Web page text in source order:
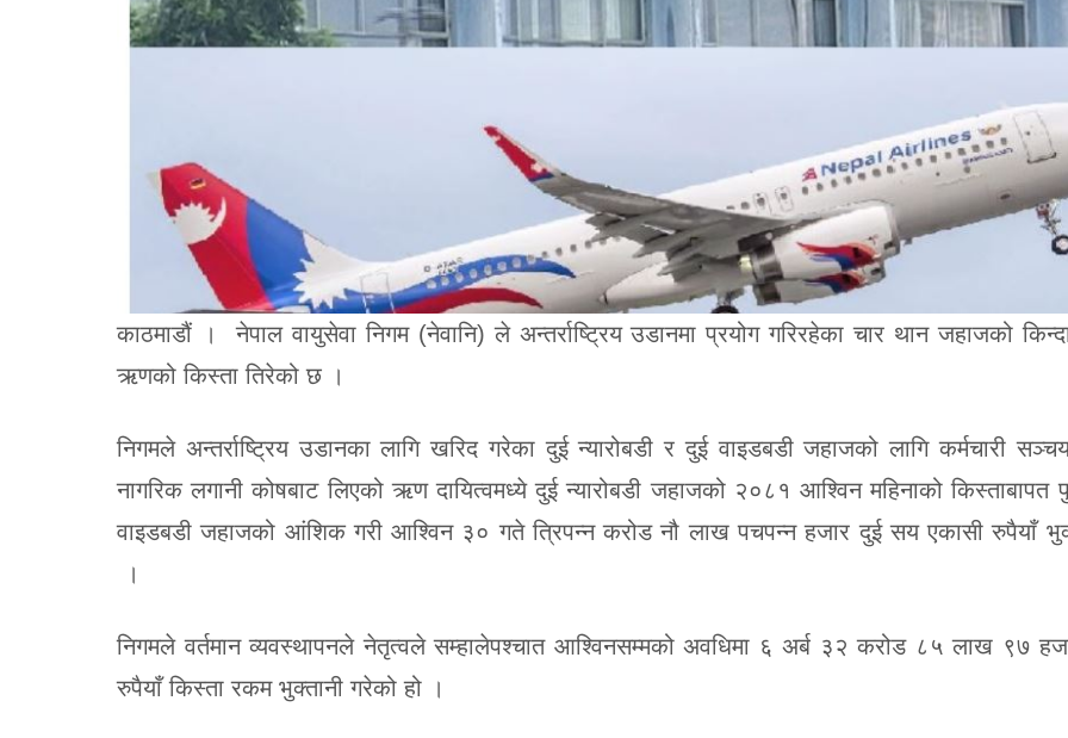
काठमाडौं । नेपाल वायुसेवा निगम (नेवानि) ले अन्तर्राष्ट्रिय उडानमा प्रयोग गरिरहेका चार थान जहाजको
ऋणको किस्ता तिरेको छ ।
निगमले अन्तर्राष्ट्रिय उडानका लागि खरिद गरेका दुई न्यारोबडी र दुई वाइडबडी जहाजको लागि कर्मचारी
नागरिक लगानी कोषबाट लिएको ऋण दायित्वमध्ये दुई न्यारोबडी जहाजको २०८१ आश्विन महिनाको किस्ताबापत
वाइडबडी जहाजको आंशिक गरी आश्विन ३० गते त्रिपन्न करोड नौ लाख पचपन्न हजार दुई सय एकासी रुपैयाँ
।
निगमले वर्तमान व्यवस्थापनले नेतृत्वले सम्हालेपश्चात आश्विनसम्मको अवधिमा ६ अर्ब ३२ करोड ८५ लाख ९७
रुपैयाँ किस्ता रकम भुक्तानी गरेको हो ।